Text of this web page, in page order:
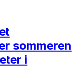
sommeren
i